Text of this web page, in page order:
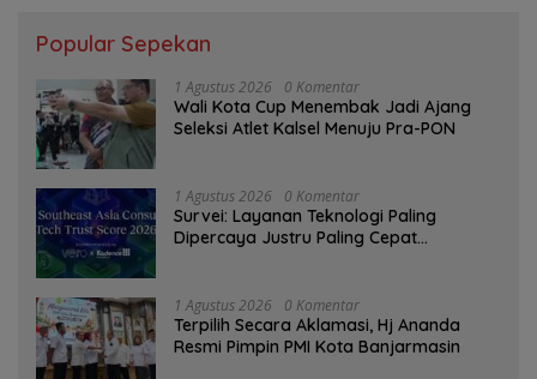
Popular Sepekan
1 Agustus 2026 0 Komentar
Wali Kota Cup Menembak Jadi Ajang
Seleksi Atlet Kalsel Menuju Pra-PON
1 Agustus 2026 0 Komentar
Survei: Layanan Teknologi Paling
Dipercaya Justru Paling Cepat
1 Agustus 2026 0 Komentar
‎Terpilih Secara Aklamasi, Hj Ananda
Resmi Pimpin PMI Kota Banjarmasin